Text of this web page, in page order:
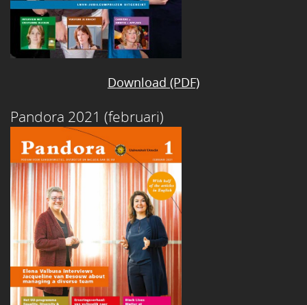
Download (PDF)
Pandora 2021 (februari)